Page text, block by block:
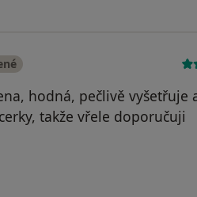
hodná, pečlivě vyšetřuje
takže vřele doporučuji